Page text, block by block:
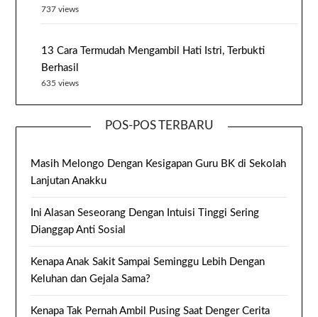
737 views
13 Cara Termudah Mengambil Hati Istri, Terbukti
Berhasil
635 views
POS-POS TERBARU
Masih Melongo Dengan Kesigapan Guru BK di Sekolah
Lanjutan Anakku
Ini Alasan Seseorang Dengan Intuisi Tinggi Sering
Dianggap Anti Sosial
Kenapa Anak Sakit Sampai Seminggu Lebih Dengan
Keluhan dan Gejala Sama?
Kenapa Tak Pernah Ambil Pusing Saat Denger Cerita